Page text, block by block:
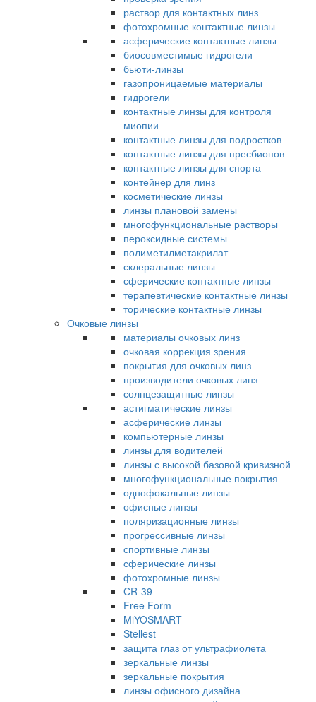
раствор для контактных линз
фотохромные контактные линзы
асферические контактные линзы
биосовместимые гидрогели
бьюти-линзы
газопроницаемые материалы
гидрогели
контактные линзы для контроля
миопии
контактные линзы для подростков
контактные линзы для пресбиопов
контактные линзы для спорта
контейнер для линз
косметические линзы
линзы плановой замены
многофункциональные растворы
пероксидные системы
полиметилметакрилат
склеральные линзы
сферические контактные линзы
терапевтические контактные линзы
торические контактные линзы
Очковые линзы
материалы очковых линз
очковая коррекция зрения
покрытия для очковых линз
производители очковых линз
солнцезащитные линзы
астигматические линзы
асферические линзы
компьютерные линзы
линзы для водителей
линзы с высокой базовой кривизной
многофункциональные покрытия
однофокальные линзы
офисные линзы
поляризационные линзы
прогрессивные линзы
спортивные линзы
сферические линзы
фотохромные линзы
CR-39
Free Form
MiYOSMART
Stellest
защита глаз от ультрафиолета
зеркальные линзы
зеркальные покрытия
линзы офисного дизайна